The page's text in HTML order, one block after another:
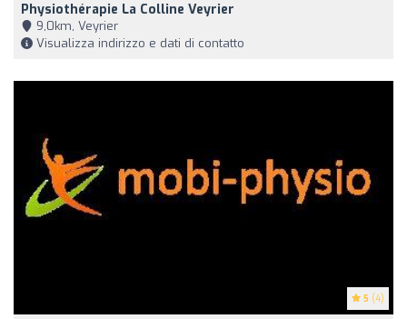
Physiothérapie La Colline Veyrier
9,0km, Veyrier
Visualizza indirizzo e dati di contatto
5 (4)